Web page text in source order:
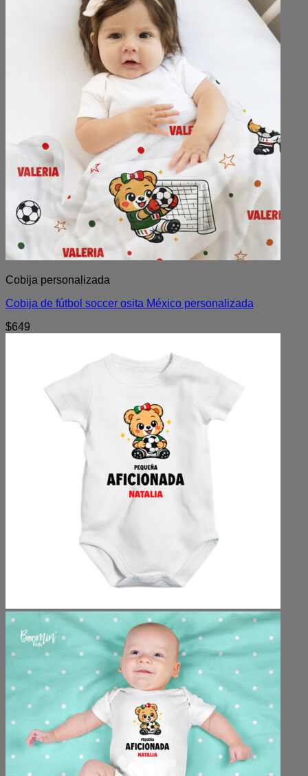
Cobija personalizada
Cobija de fútbol soccer osita México personalizada
$649